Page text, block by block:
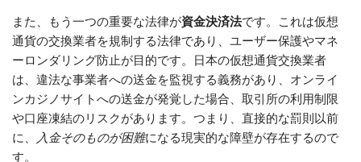
また、もう一つの重要な法律が資金決済法です。これは仮想
通貨の交換業者を規制する法律であり、ユーザー保護やマネ
ーロンダリング防止が目的です。日本の仮想通貨交換業者
は、違法な事業者への送金を監視する義務があり、オンライ
ンカジノサイトへの送金が発覚した場合、取引所の利用制限
や口座凍結のリスクがあります。つまり、直接的な罰則以前
に、
入金そのものが困難になる現実的な障壁が存在するので
す。